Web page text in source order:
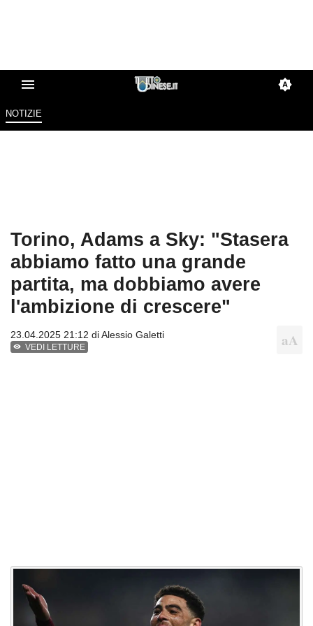
NOTIZIE
Torino, Adams a Sky: "Stasera
abbiamo fatto una grande
partita, ma dobbiamo avere
l'ambizione di crescere"
23.04.2025 21:12 diAlessio Galetti
VEDI LETTURE